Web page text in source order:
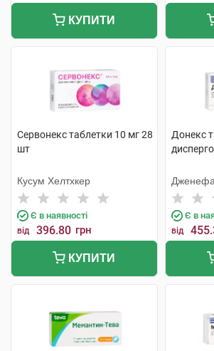
КУПИТИ
Сервонекс таблетки 10 мг 28
шт
Кусум Хелтхкер
Є в наявності
від 396.80 грн
КУПИТИ
Донекс
Є в
від